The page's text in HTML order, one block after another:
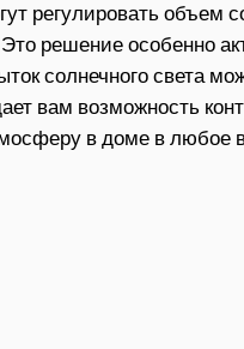
регулировать объем
решение особенно
солнечного света
вам возможность
в доме в любое